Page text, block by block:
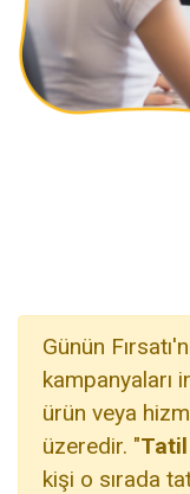
Günün
kampanyaları
ürün veya
üzeredir. "Tatil
kişi o sırada